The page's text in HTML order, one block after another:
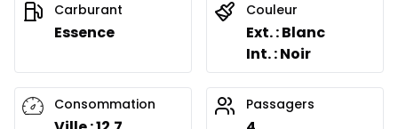
Carburant
Essence
Couleur
Ext. : Blanc
Int. : Noir
Consommation Passagers